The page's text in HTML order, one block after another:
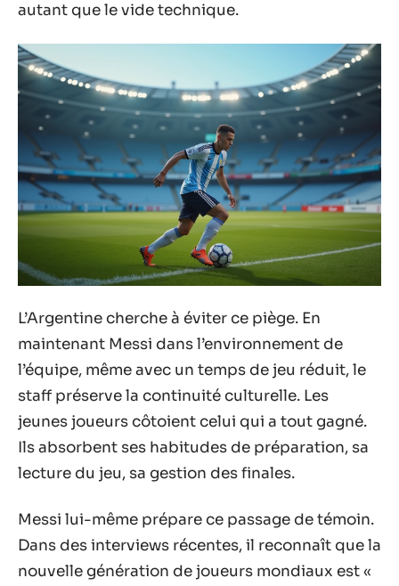
autant que le vide technique.
L’Argentine cherche à éviter ce piège. En
maintenant Messi dans l’environnement de
l’équipe, même avec un temps de jeu réduit, le
staff préserve la continuité culturelle. Les
jeunes joueurs côtoient celui qui a tout gagné.
Ils absorbent ses habitudes de préparation, sa
lecture du jeu, sa gestion des finales.
Messi lui-même prépare ce passage de témoin.
Dans des interviews récentes, il reconnaît que la
nouvelle génération de joueurs mondiaux est «